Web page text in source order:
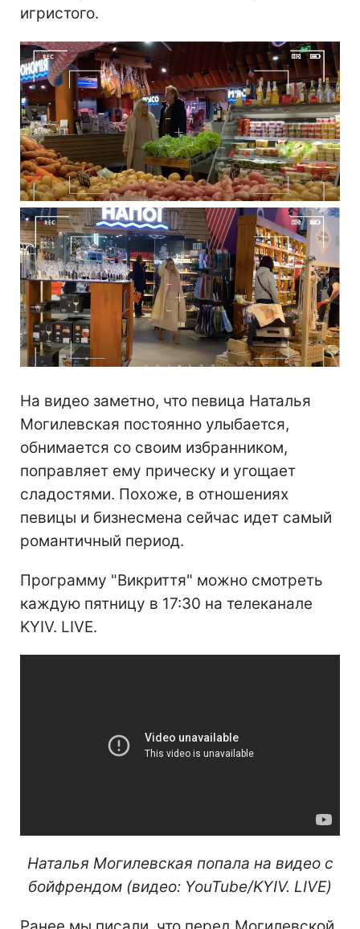
игристого.
На видео заметно, что певица Наталья
Могилевская постоянно улыбается,
обнимается со своим избранником,
поправляет ему прическу и угощает
сладостями. Похоже, в отношениях
певицы и бизнесмена сейчас идет самый
романтичный период.
Программу "Викриття" можно смотреть
каждую пятницу в 17:30 на телеканале
KYIV. LIVE.
Наталья Могилевская попала на видео с
бойфрендом (видео: YouTube/KYIV. LIVE)